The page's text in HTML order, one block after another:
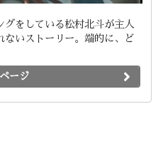
グをしている松村北斗が主人
ないストーリー。端的に、ど
ージ